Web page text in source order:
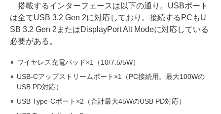
搭載するインターフェースは以下の通り。USBポート
は全てUSB 3.2 Gen 2に対応しており。接続するPCもU
SB 3.2 Gen 2またはDisplayPort Alt Modeに対応している
必要がある。
ワイヤレス充電パッド×1（10/7.5/5W）
USB-Cアップストリームポート×1（PC接続用。最大100Wの
USB PD対応）
USB Type-Cポート×2（合計最大45WのUSB PD対応）